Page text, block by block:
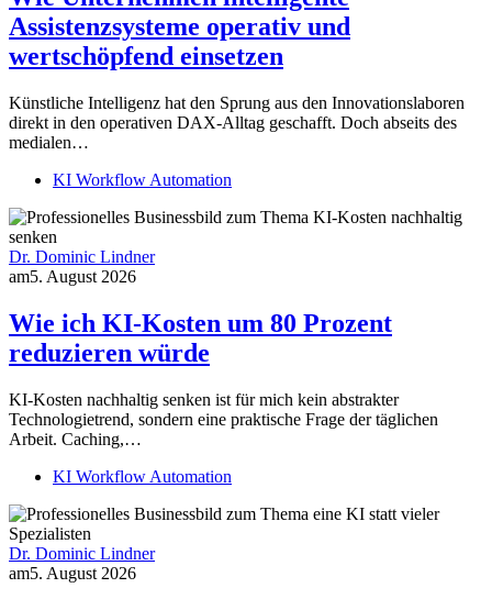
Assistenzsysteme operativ und
wertschöpfend einsetzen
Künstliche Intelligenz hat den Sprung aus den Innovationslaboren
direkt in den operativen DAX-Alltag geschafft. Doch abseits des
medialen…
KI Workflow Automation
Dr. Dominic Lindner
am5. August 2026
Wie ich KI-Kosten um 80 Prozent
reduzieren würde
KI-Kosten nachhaltig senken ist für mich kein abstrakter
Technologietrend, sondern eine praktische Frage der täglichen
Arbeit. Caching,…
KI Workflow Automation
Dr. Dominic Lindner
am5. August 2026